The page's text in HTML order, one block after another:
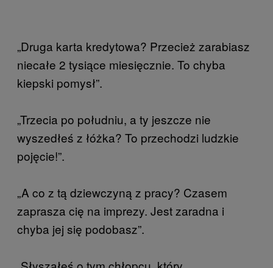
„Druga karta kredytowa? Przecież zarabiasz
niecałe 2 tysiące miesięcznie. To chyba
kiepski pomysł”.
„Trzecia po południu, a ty jeszcze nie
wyszedłeś z łóżka? To przechodzi ludzkie
pojęcie!”.
„A co z tą dziewczyną z pracy? Czasem
zaprasza cię na imprezy. Jest zaradna i
chyba jej się podobasz”.